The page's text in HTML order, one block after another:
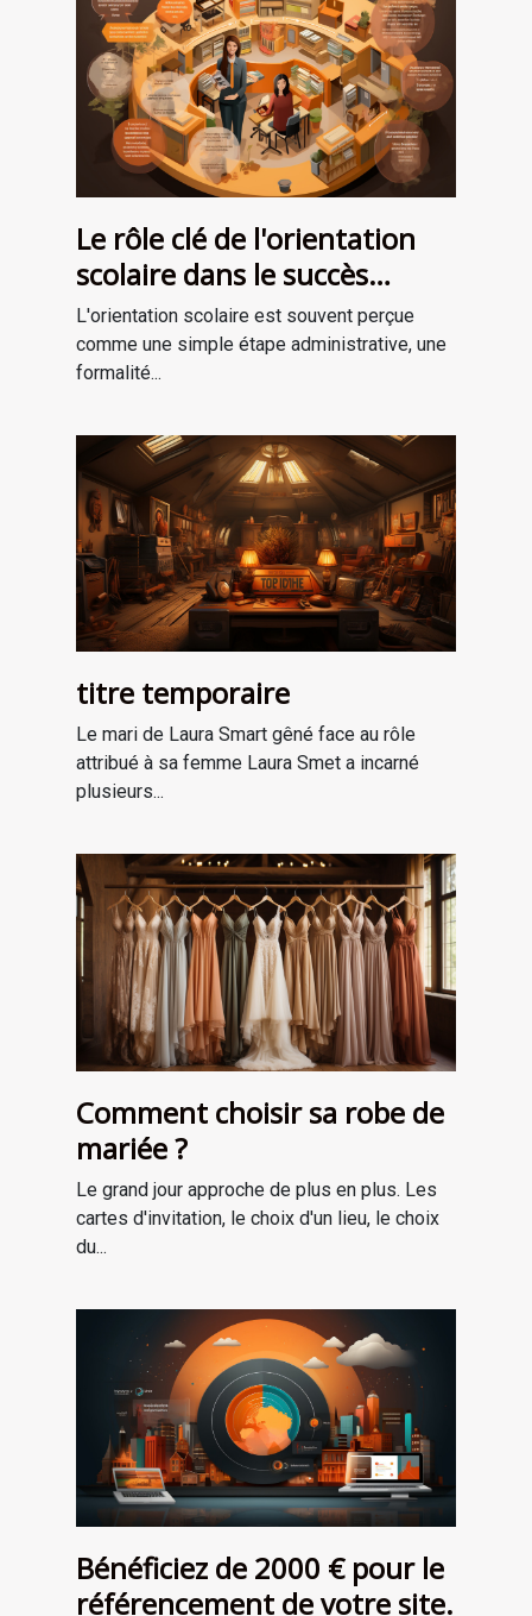
Le rôle clé de l'orientation
scolaire dans le succès
professionnel
L'orientation scolaire est souvent perçue
comme une simple étape administrative, une
formalité...
titre temporaire
Le mari de Laura Smart gêné face au rôle
attribué à sa femme Laura Smet a incarné
plusieurs...
Comment choisir sa robe de
mariée ?
Le grand jour approche de plus en plus. Les
cartes d'invitation, le choix d'un lieu, le choix
du...
Bénéficiez de 2000 € pour le
référencement de votre site.